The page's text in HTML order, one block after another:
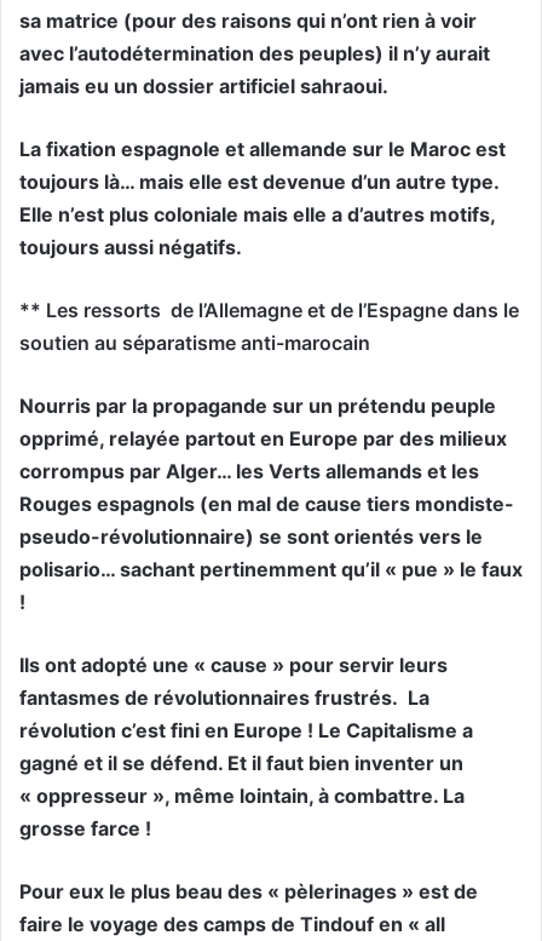
sa matrice (pour des raisons qui n’ont rien à voir
avec l’autodétermination des peuples) il n’y aurait
jamais eu un dossier artificiel sahraoui.
La fixation espagnole et allemande sur le Maroc est
toujours là… mais elle est devenue d’un autre type.
Elle n’est plus coloniale mais elle a d’autres motifs,
toujours aussi négatifs.
** Les ressorts de l’Allemagne et de l’Espagne dans le
soutien au séparatisme anti-marocain
Nourris par la propagande sur un prétendu peuple
opprimé, relayée partout en Europe par des milieux
corrompus par Alger… les Verts allemands et les
Rouges espagnols (en mal de cause tiers mondiste-
pseudo-révolutionnaire) se sont orientés vers le
polisario… sachant pertinemment qu’il « pue » le faux
!
Ils ont adopté une « cause » pour servir leurs
fantasmes de révolutionnaires frustrés. La
révolution c’est fini en Europe ! Le Capitalisme a
gagné et il se défend. Et il faut bien inventer un
« oppresseur », même lointain, à combattre. La
grosse farce !
Pour eux le plus beau des « pèlerinages » est de
faire le voyage des camps de Tindouf en « all